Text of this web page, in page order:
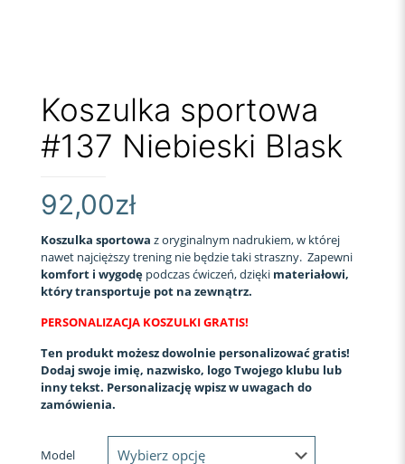
Koszulka sportowa
#137 Niebieski Blask
92,00zł
Koszulka sportowa z oryginalnym nadrukiem, w której
nawet najcięższy trening nie będzie taki straszny. Zapewni
komfort i wygodę podczas ćwiczeń, dzięki materiałowi,
który transportuje pot na zewnątrz.
PERSONALIZACJA KOSZULKI GRATIS!
Ten produkt możesz dowolnie personalizować gratis!
Dodaj swoje imię, nazwisko, logo Twojego klubu lub
inny tekst. Personalizację wpisz w uwagach do
zamówienia.
Model